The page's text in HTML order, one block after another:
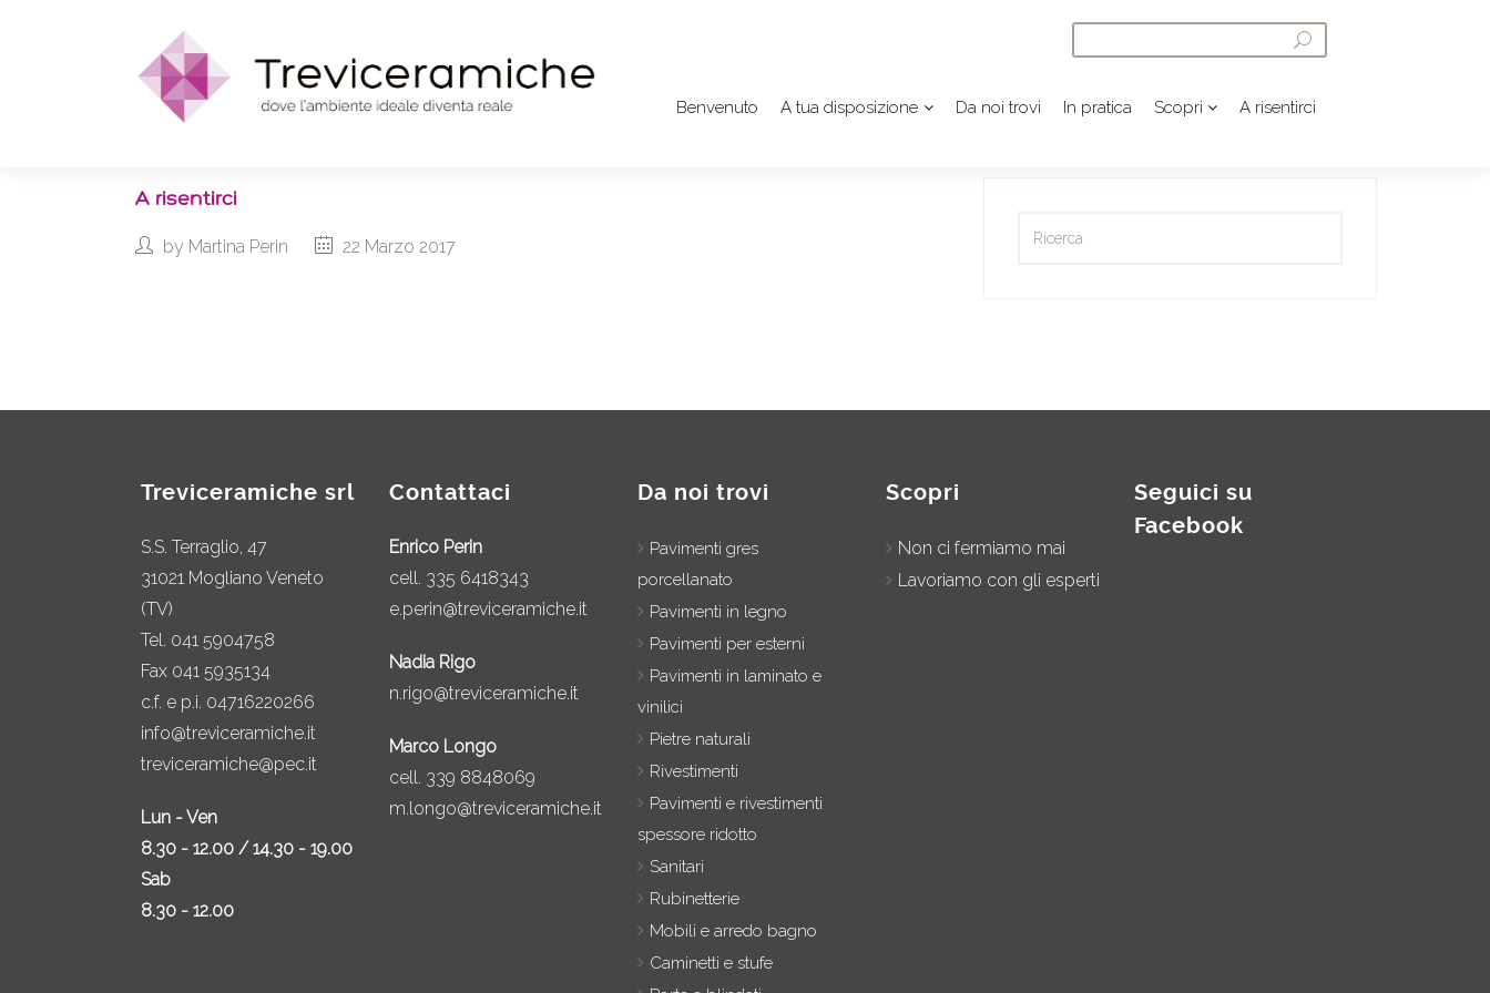
Benvenuto A tua disposizione Da noi trovi In pratica Scopri A risentirci
A risentirci
by Martina Perin 22 Marzo 2017
Treviceramiche srl
S.S. Terraglio, 47
31021 Mogliano Veneto
(TV)
Tel. 041 5904758
Fax 041 5935134
c.f. e p.i. 04716220266
info@treviceramiche.it
treviceramiche@pec.it
Lun - Ven
8.30 - 12.00 / 14.30 - 19.00
Sab
8.30 - 12.00
Contattaci
Enrico Perin
cell. 335 6418343
e.perin@treviceramiche.it
Nadia Rigo
n.rigo@treviceramiche.it
Marco Longo
cell. 339 8848069
m.longo@treviceramiche.it
Da noi trovi
Pavimenti gres
porcellanato
Pavimenti in legno
Pavimenti per esterni
Pavimenti in laminato e
vinilici
Pietre naturali
Rivestimenti
Pavimenti e rivestimenti
spessore ridotto
Sanitari
Rubinetterie
Mobili e arredo bagno
Caminetti e stufe
Scopri
Non ci fermiamo mai
Lavoriamo con gli esperti
Seguici su
Facebook